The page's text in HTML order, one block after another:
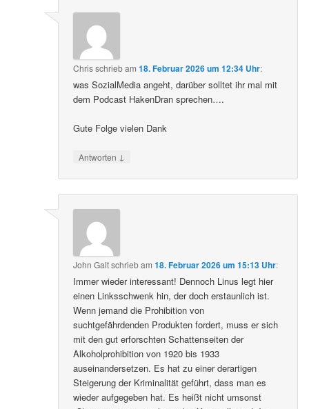
Chrisschriebam18. Februar 2026 um 12:34 Uhr:
was SozialMedia angeht, darüber solltet ihr mal mit
dem Podcast HakenDran sprechen….
Gute Folge vielen Dank
Antworten ↓
John Galtschriebam18. Februar 2026 um 15:13 Uhr:
Immer wieder interessant! Dennoch Linus legt hier
einen Linksschwenk hin, der doch erstaunlich ist.
Wenn jemand die Prohibition von
suchtgefährdenden Produkten fordert, muss er sich
mit den gut erforschten Schattenseiten der
Alkoholprohibition von 1920 bis 1933
auseinandersetzen. Es hat zu einer derartigen
Steigerung der Kriminalität geführt, dass man es
wieder aufgegeben hat. Es heißt nicht umsonst